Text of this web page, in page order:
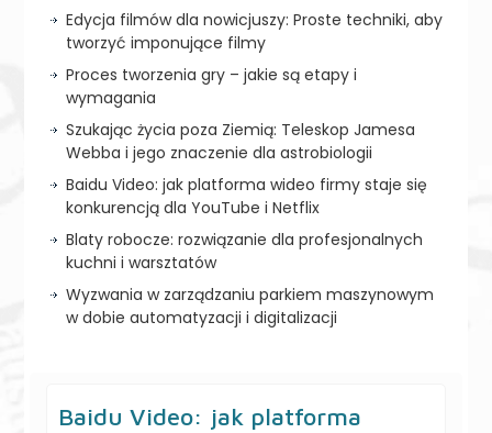
Edycja filmów dla nowicjuszy: Proste techniki, aby
tworzyć imponujące filmy
Proces tworzenia gry – jakie są etapy i
wymagania
Szukając życia poza Ziemią: Teleskop Jamesa
Webba i jego znaczenie dla astrobiologii
Baidu Video: jak platforma wideo firmy staje się
konkurencją dla YouTube i Netflix
Blaty robocze: rozwiązanie dla profesjonalnych
kuchni i warsztatów
Wyzwania w zarządzaniu parkiem maszynowym
w dobie automatyzacji i digitalizacji
Baidu Video: jak platforma